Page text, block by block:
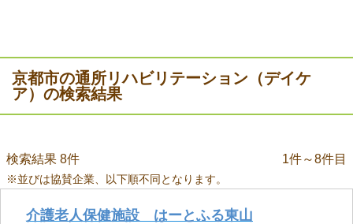
京都市の通所リハビリテーション（デイケ
ア）の検索結果
検索結果 8件 1件～8件目
※並びは協賛企業、以下順不同となります。
介護老人保健施設 はーとふる東山